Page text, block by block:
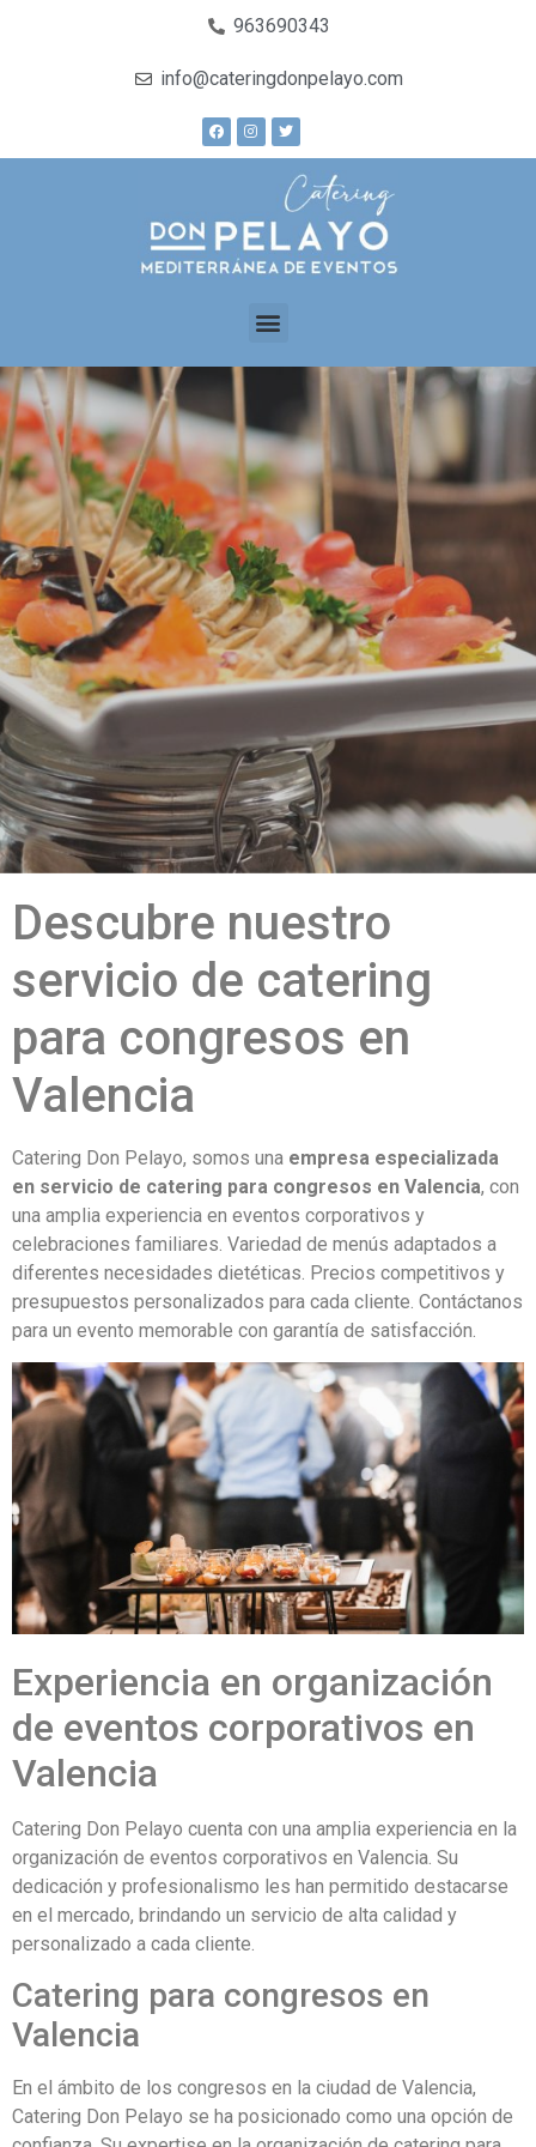
963690343
info@cateringdonpelayo.com
Descubre nuestro
servicio de catering
para congresos en
Valencia
Catering Don Pelayo, somos una empresa especializada
en servicio de catering para congresos en Valencia, con
una amplia experiencia en eventos corporativos y
celebraciones familiares. Variedad de menús adaptados a
diferentes necesidades dietéticas. Precios competitivos y
presupuestos personalizados para cada cliente. Contáctanos
para un evento memorable con garantía de satisfacción.
Experiencia en organización
de eventos corporativos en
Valencia
Catering Don Pelayo cuenta con una amplia experiencia en la
organización de eventos corporativos en Valencia. Su
dedicación y profesionalismo les han permitido destacarse
en el mercado, brindando un servicio de alta calidad y
personalizado a cada cliente.
Catering para congresos en
Valencia
En el ámbito de los congresos en la ciudad de Valencia,
Catering Don Pelayo se ha posicionado como una opción de